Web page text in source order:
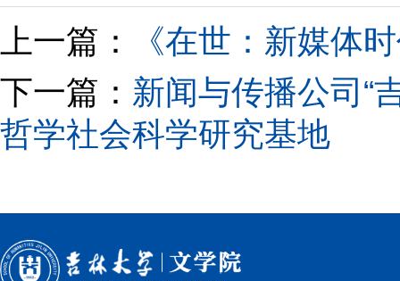
上一篇：
《在世：新媒体
下一篇： 新闻与传播公司“
哲学社会科学研究基地